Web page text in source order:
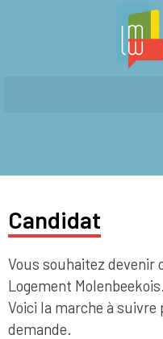
Candidat
Vous souhaitez devenir
Logement Molenbeekois.
Voici la marche à
demande.